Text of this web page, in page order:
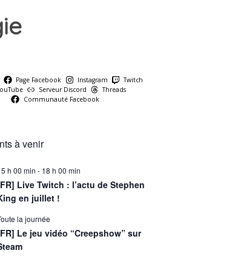
Page Facebook Instagram
Twitch
Serveur Discord
Threads
Communauté Facebook
à venir
h 00 min - 18 h 00 min
Live Twitch : l’actu de Stephen
en juillet !
la journée
Le jeu vidéo “Creepshow” sur